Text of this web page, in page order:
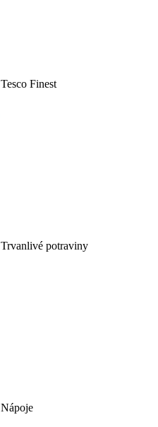
Tesco Finest
Trvanlivé potraviny
Nápoje